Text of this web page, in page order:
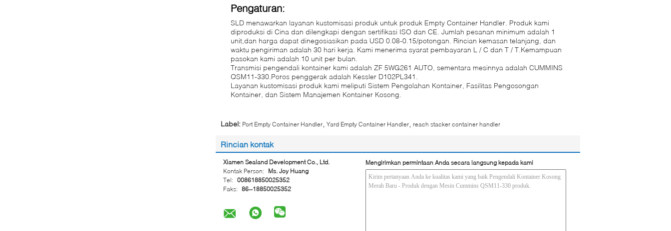
Pengaturan:
SLD menawarkan layanan kustomisasi produk untuk produk Empty Container Handler. Produk kami
diproduksi di Cina dan dilengkapi dengan sertifikasi ISO dan CE. Jumlah pesanan minimum adalah 1
unit,dan harga dapat dinegosiasikan pada USD 0.08-0.15/potongan. Rincian kemasan telanjang, dan
waktu pengiriman adalah 30 hari kerja. Kami menerima syarat pembayaran L / C dan T / T.Kemampuan
pasokan kami adalah 10 unit per bulan.
Transmisi pengendali kontainer kami adalah ZF 5WG261 AUTO, sementara mesinnya adalah CUMMINS
QSM11-330.Poros penggerak adalah Kessler D102PL341.
Layanan kustomisasi produk kami meliputi Sistem Pengolahan Kontainer, Fasilitas Pengosongan
Kontainer, dan Sistem Manajemen Kontainer Kosong.
Label: Port Empty Container Handler Yard Empty Container Handler reach stacker container handler
Rincian kontak
Xiamen Sealand Development Co., Ltd.
Kontak Person:
Ms. Joy Huang
Tel: 008618850025352
Faks: 86--18850025352
Mengirimkan permintaan Anda secara langsung kepada kami